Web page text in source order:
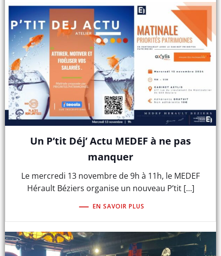
Un P’tit Déj’ Actu MEDEF à ne pas
manquer
Le mercredi 13 novembre de 9h à 11h, le MEDEF
Hérault Béziers organise un nouveau P’tit […]
EN SAVOIR PLUS